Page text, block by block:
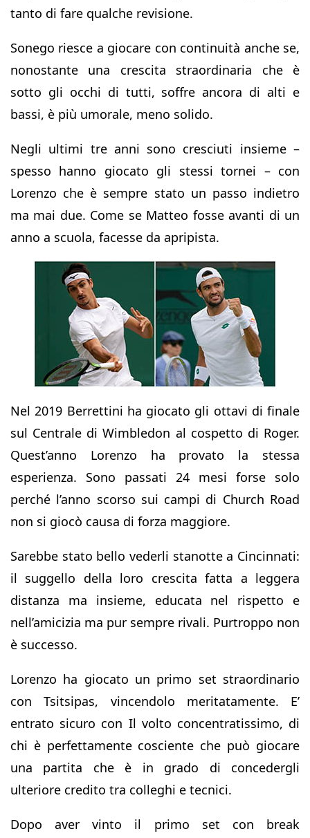
tanto di fare qualche revisione.
Sonego riesce a giocare con continuità anche se,
nonostante una crescita straordinaria che è
sotto gli occhi di tutti, soffre ancora di alti e
bassi, è più umorale, meno solido.
Negli ultimi tre anni sono cresciuti insieme –
spesso hanno giocato gli stessi tornei – con
Lorenzo che è sempre stato un passo indietro
ma mai due. Come se Matteo fosse avanti di un
anno a scuola, facesse da apripista.
Nel 2019 Berrettini ha giocato gli ottavi di finale
sul Centrale di Wimbledon al cospetto di Roger.
Quest’anno Lorenzo ha provato la stessa
esperienza. Sono passati 24 mesi forse solo
perché l’anno scorso sui campi di Church Road
non si giocò causa di forza maggiore.
Sarebbe stato bello vederli stanotte a Cincinnati:
il suggello della loro crescita fatta a leggera
distanza ma insieme, educata nel rispetto e
nell’amicizia ma pur sempre rivali. Purtroppo non
è successo.
Lorenzo ha giocato un primo set straordinario
con Tsitsipas, vincendolo meritatamente. E’
entrato sicuro con Il volto concentratissimo, di
chi è perfettamente cosciente che può giocare
una partita che è in grado di concedergli
ulteriore credito tra colleghi e tecnici.
Dopo aver vinto il primo set con break